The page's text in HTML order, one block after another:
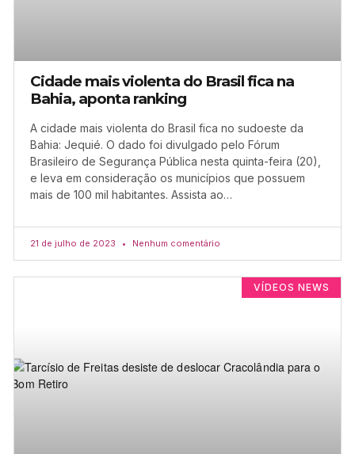
Cidade mais violenta do Brasil fica na
Bahia, aponta ranking
A cidade mais violenta do Brasil fica no sudoeste da
Bahia: Jequié. O dado foi divulgado pelo Fórum
Brasileiro de Segurança Pública nesta quinta-feira (20),
e leva em consideração os municípios que possuem
mais de 100 mil habitantes. Assista ao…
21 de julho de 2023 Nenhum comentário
VÍDEOS NEWS